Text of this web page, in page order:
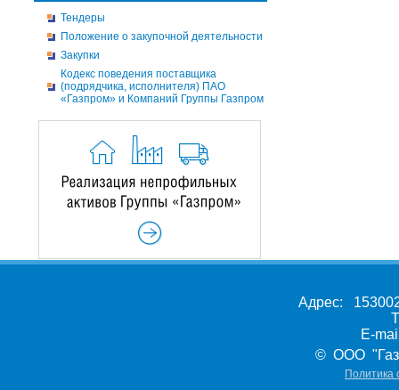
Тендеры
Положение о закупочной деятельности
Закупки
Кодекс поведения поставщика
(подрядчика, исполнителя) ПАО
«Газпром» и Компаний Группы Газпром
Адрес:
E-
© ООО
Политика